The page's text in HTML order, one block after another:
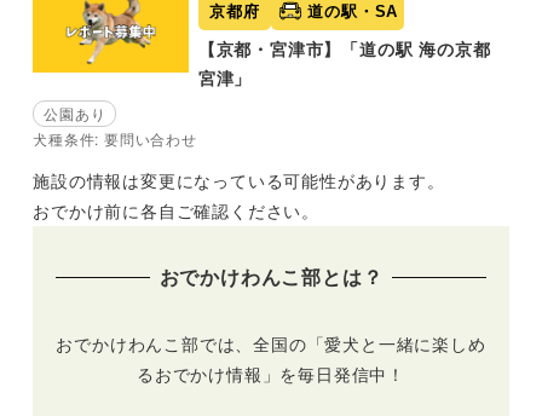
京都府 道の駅・SA
【京都・宮津市】「道の駅 海の京都
宮津」
公園あり
犬種条件: 要問い合わせ
施設の情報は変更になっている可能性があります。
おでかけ前に各自ご確認ください。
おでかけわんこ部とは？
おでかけわんこ部では、全国の「愛犬と一緒に楽しめ
るおでかけ情報」を毎日発信中！